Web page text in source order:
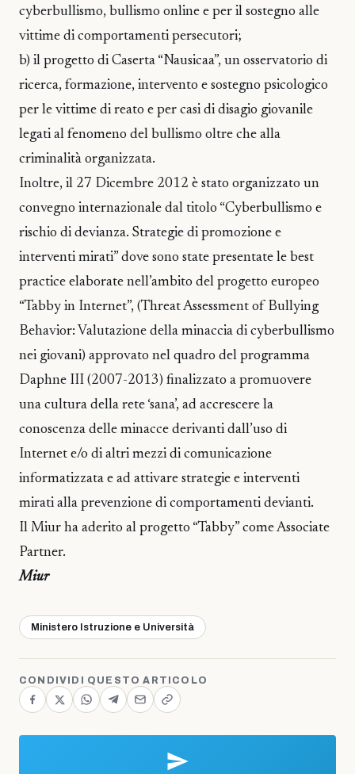
cyberbullismo, bullismo online e per il sostegno alle
vittime di comportamenti persecutori;
b) il progetto di Caserta “Nausicaa”, un osservatorio di
ricerca, formazione, intervento e sostegno psicologico
per le vittime di reato e per casi di disagio giovanile
legati al fenomeno del bullismo oltre che alla
criminalità organizzata.
Inoltre, il 27 Dicembre 2012 è stato organizzato un
convegno internazionale dal titolo “Cyberbullismo e
rischio di devianza. Strategie di promozione e
interventi mirati” dove sono state presentate le best
practice elaborate nell’ambito del progetto europeo
“Tabby in Internet”, (Threat Assessment of Bullying
Behavior: Valutazione della minaccia di cyberbullismo
nei giovani) approvato nel quadro del programma
Daphne III (2007-2013) finalizzato a promuovere
una cultura della rete ‘sana’, ad accrescere la
conoscenza delle minacce derivanti dall’uso di
Internet e/o di altri mezzi di comunicazione
informatizzata e ad attivare strategie e interventi
mirati alla prevenzione di comportamenti devianti.
Il Miur ha aderito al progetto “Tabby” come Associate
Partner.
Miur
Ministero Istruzione e Università
CONDIVIDI QUESTO ARTICOLO